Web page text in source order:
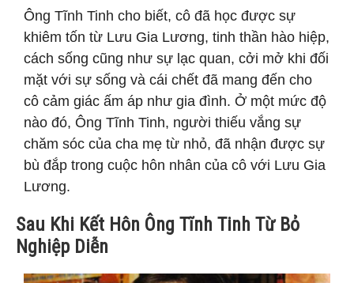
Ông Tĩnh Tinh cho biết, cô đã học được sự
khiêm tốn từ Lưu Gia Lương, tinh thần hào hiệp,
cách sống cũng như sự lạc quan, cởi mở khi đối
mặt với sự sống và cái chết đã mang đến cho
cô cảm giác ấm áp như gia đình. Ở một mức độ
nào đó, Ông Tĩnh Tinh, người thiếu vắng sự
chăm sóc của cha mẹ từ nhỏ, đã nhận được sự
bù đắp trong cuộc hôn nhân của cô với Lưu Gia
Lương.
Sau Khi Kết Hôn Ông Tĩnh Tinh Từ Bỏ
Nghiệp Diễn